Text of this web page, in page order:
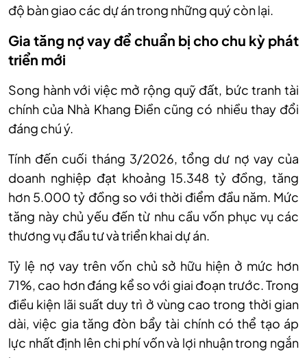
độ bàn giao các dự án trong những quý còn lại.
Gia tăng nợ vay để chuẩn bị cho chu kỳ phát
triển mới
Song hành với việc mở rộng quỹ đất, bức tranh tài
chính của Nhà Khang Điền cũng có nhiều thay đổi
đáng chú ý.
Tính đến cuối tháng 3/2026, tổng dư nợ vay của
doanh nghiệp đạt khoảng 15.348 tỷ đồng, tăng
hơn 5.000 tỷ đồng so với thời điểm đầu năm. Mức
tăng này chủ yếu đến từ nhu cầu vốn phục vụ các
thương vụ đầu tư và triển khai dự án.
Tỷ lệ nợ vay trên vốn chủ sở hữu hiện ở mức hơn
71%, cao hơn đáng kể so với giai đoạn trước. Trong
điều kiện lãi suất duy trì ở vùng cao trong thời gian
dài, việc gia tăng đòn bẩy tài chính có thể tạo áp
lực nhất định lên chi phí vốn và lợi nhuận trong ngắn